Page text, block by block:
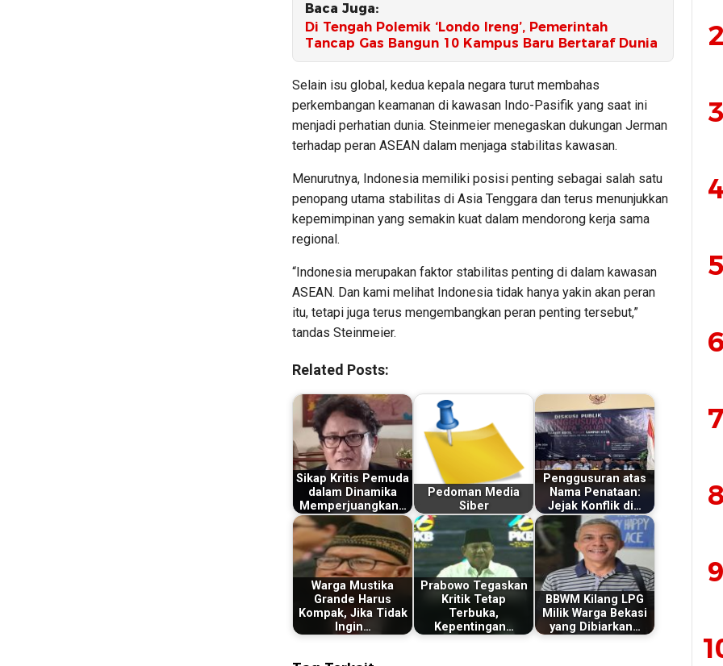
Baca Juga:
Di Tengah Polemik ‘Londo Ireng’, Pemerintah
Tancap Gas Bangun 10 Kampus Baru Bertaraf Dunia
Selain isu global, kedua kepala negara turut membahas
perkembangan keamanan di kawasan Indo-Pasifik yang saat ini
menjadi perhatian dunia. Steinmeier menegaskan dukungan Jerman
terhadap peran ASEAN dalam menjaga stabilitas kawasan.
Menurutnya, Indonesia memiliki posisi penting sebagai salah satu
penopang utama stabilitas di Asia Tenggara dan terus menunjukkan
kepemimpinan yang semakin kuat dalam mendorong kerja sama
regional.
“Indonesia merupakan faktor stabilitas penting di dalam kawasan
ASEAN. Dan kami melihat Indonesia tidak hanya yakin akan peran
itu, tetapi juga terus mengembangkan peran penting tersebut,”
tandas Steinmeier.
Related Posts:
Sikap Kritis Pemuda
dalam Dinamika
Memperjuangkan…
Pedoman Media
Siber
Penggusuran atas
Nama Penataan:
Jejak Konflik di…
Warga Mustika
Grande Harus
Kompak, Jika Tidak
Ingin…
Prabowo Tegaskan
Kritik Tetap
Terbuka,
Kepentingan…
BBWM Kilang LPG
Milik Warga Bekasi
yang Dibiarkan…
2
3
4
5
6
7
8
9